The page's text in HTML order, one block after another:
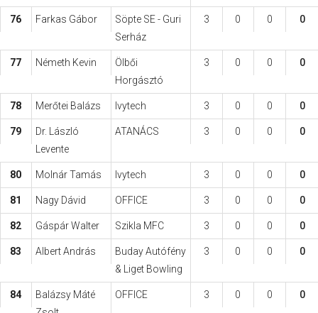
76 Farkas Gábor
Söpte SE - Guri
Serház
3 0 0 0
77 Németh Kevin
Ölbői
Horgásztó
3 0 0 0
78 Merőtei Balázs Ivytech 3 0 0 0
79
Dr. László
Levente
ATANÁCS 3 0 0 0
80 Molnár Tamás Ivytech 3 0 0 0
81 Nagy Dávid OFFICE 3 0 0 0
82 Gáspár Walter Szikla MFC 3 0 0 0
83 Albert András
Buday Autófény
& Liget Bowling
3 0 0 0
84
Balázsy Máté
OFFICE 3 0 0 0